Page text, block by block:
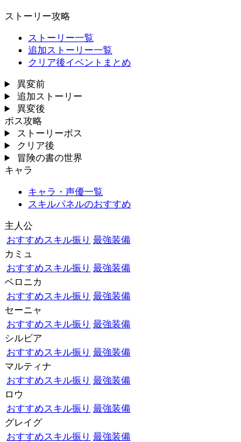
ストーリー攻略
ストーリー一覧
追加ストーリー一覧
クリア後イベントまとめ
異変前
追加ストーリー
異変後
ボス攻略
ストーリーボス
クリア後
冒険の書の世界
キャラ
キャラ・声優一覧
スキルパネルのおすすめ
主人公
おすすめスキル振り 最強装備
カミュ
おすすめスキル振り 最強装備
ベロニカ
おすすめスキル振り 最強装備
セーニャ
おすすめスキル振り 最強装備
シルビア
おすすめスキル振り 最強装備
マルティナ
おすすめスキル振り 最強装備
ロウ
おすすめスキル振り 最強装備
グレイグ
おすすめスキル振り 最強装備